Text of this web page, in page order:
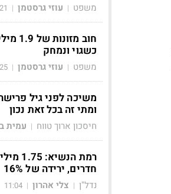
משפט | עוזי גרסטמן |
חוב
כשגוי ונמחק
משפט | עוזי גרסטמן |
משיכה לפני גיל
ומתי זה בכל זאת נכון
חיסכון ארוך טווח | עמית
רמת
חדרים, ירידה של 16%
נדל"ן | צלי אהרון |
11:04